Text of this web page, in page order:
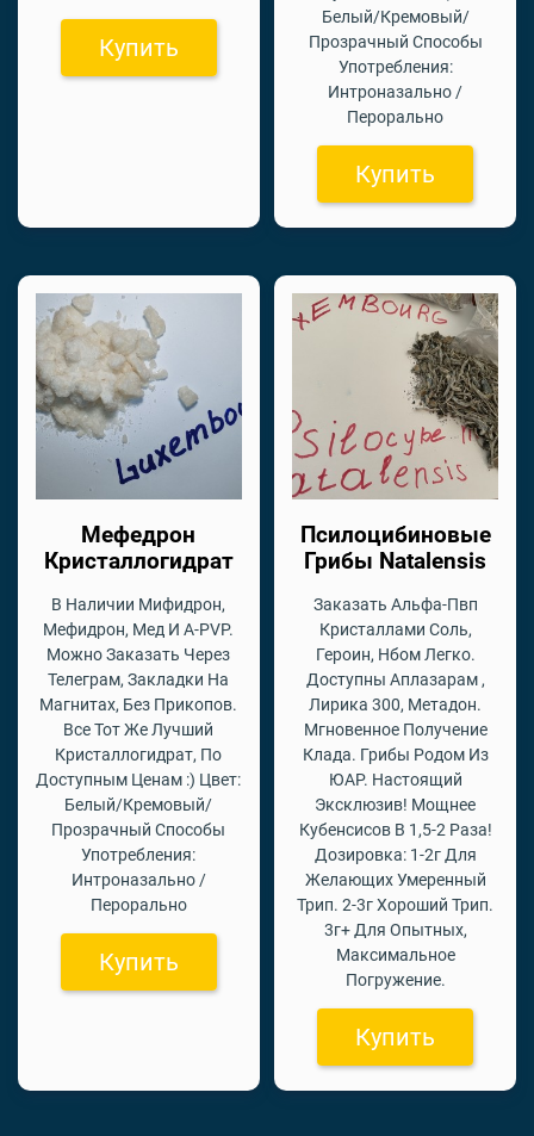
Купить
Белый/Кремовый/
Прозрачный Способы
Употребления:
Интроназально /
Перорально
Купить
Мефедрон
Кристаллогидрат
В Наличии Мифидрон,
Мефидрон, Мед И A-PVP.
Можно Заказать Через
Телеграм, Закладки На
Магнитах, Без Прикопов.
Все Тот Же Лучший
Кристаллогидрат, По
Доступным Ценам :) Цвет:
Белый/Кремовый/
Прозрачный Способы
Употребления:
Интроназально /
Перорально
Купить
Псилоцибиновые
Грибы Natalensis
Заказать Альфа-Пвп
Кристаллами Соль,
Героин, Нбом Легко.
Доступны Аплазарам ,
Лирика 300, Метадон.
Мгновенное Получение
Клада. Грибы Родом Из
ЮАР. Настоящий
Эксклюзив! Мощнее
Кубенсисов В 1,5-2 Раза!
Дозировка: 1-2г Для
Желающих Умеренный
Трип. 2-3г Хороший Трип.
3г+ Для Опытных,
Максимальное
Погружение.
Купить